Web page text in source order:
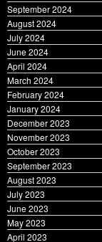
August 2024
July 2024
June 2024
April 2024
March 2024
February 2024
January 2024
December 2023
November 2023
October 2023
September 2023
August 2023
July 2023
June 2023
May 2023
April 2023
March 2023